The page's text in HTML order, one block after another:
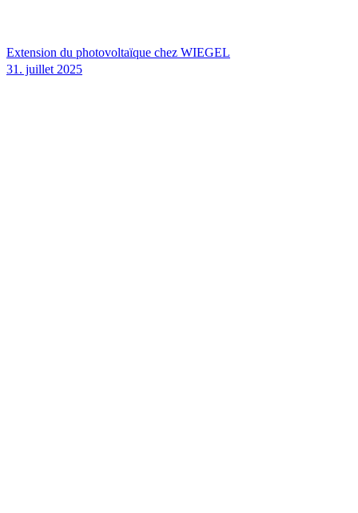
Extension du photovoltaïque chez WIEGEL
31. juillet 2025